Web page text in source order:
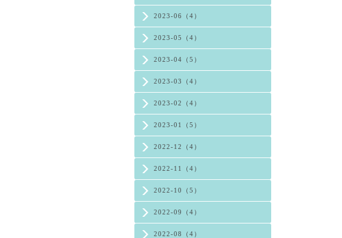
2023-06（4）
2023-05（4）
2023-04（5）
2023-03（4）
2023-02（4）
2023-01（5）
2022-12（4）
2022-11（4）
2022-10（5）
2022-09（4）
2022-08（4）